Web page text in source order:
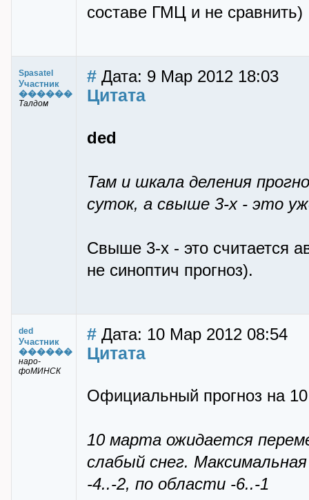
составе ГМЦ и не сравнить)
Spasatel
Участник
������
Талдом
# Дата: 9 Мар 2012 18:03
Цитата
ded
Там и шкала деления
суток, а свыше 3-х - это
Свыше 3-х - это считается
не синоптич прогноз).
ded
Участник
������
наро-
фоМИНСК
# Дата: 10 Мар 2012 08:54
Цитата
Официальный прогноз на
10 марта ожидается
слабый снег.
-4..-2, по области -6..-1